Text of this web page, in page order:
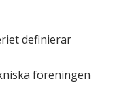
definierar
föreningen